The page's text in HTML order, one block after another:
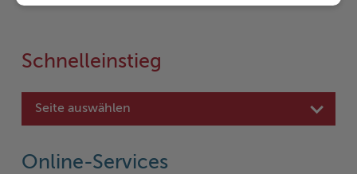
Schnelleinstieg
Seite auswählen
Online-Services